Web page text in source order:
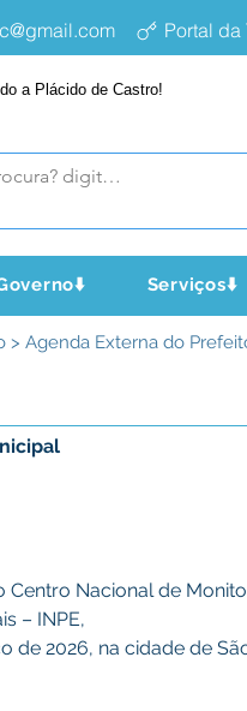
Portal da
a Plácido de Castro!
Serviços⬇️
> Agenda Externa do
Nacional de
– INPE,
de 2026, na cidade de